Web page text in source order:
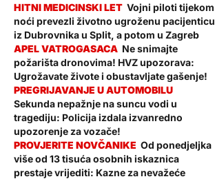
Vojni piloti tijekom
noći prevezli životno ugroženu pacijenticu
iz Dubrovnika u Split, a potom u Zagreb
Ne snimajte
požarišta dronovima! HVZ upozorava:
Ugrožavate živote i obustavljate gašenje!
Sekunda nepažnje na suncu vodi u
tragediju: Policija izdala izvanredno
upozorenje za vozače!
Od ponedjeljka
više od 13 tisuća osobnih iskaznica
prestaje vrijediti: Kazne za nevažeće